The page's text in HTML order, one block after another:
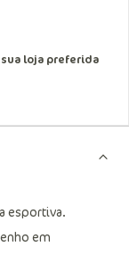
loja preferida
esportiva.
em